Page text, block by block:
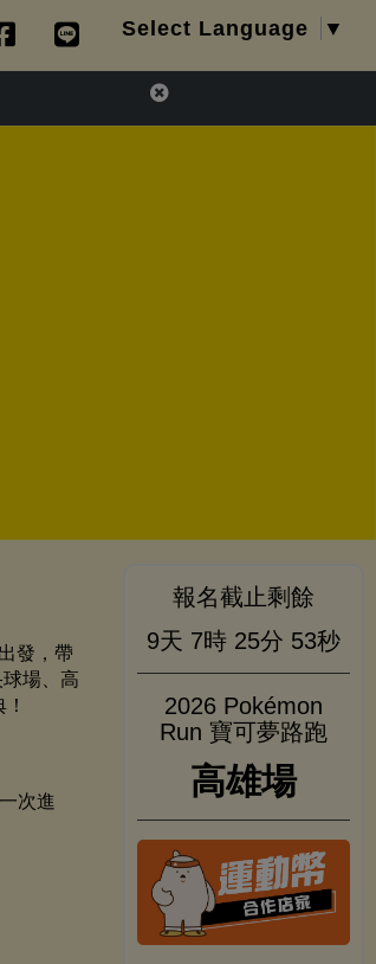
Select Language ▼
您提供信用卡資訊或ATM匯款操作退款，
發，帶
場、高
次進
報名截止剩餘
9天 7時 25分 52秒
2026 Pokémon
Run 寶可夢路跑
高雄場